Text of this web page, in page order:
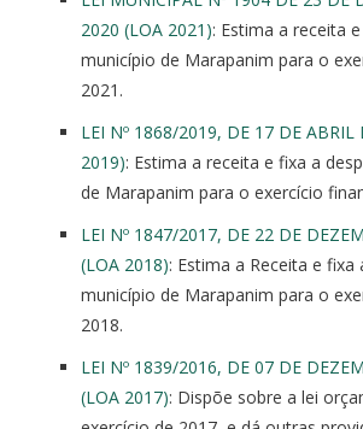
2020 (LOA 2021): Estima a receita
município de Marapanim para o
2021.
LEI Nº 1868/2019, DE 17 DE ABRIL
2019): Estima a receita e fixa a
de Marapanim para o exercício
LEI Nº 1847/2017, DE 22 DE
(LOA 2018): Estima a Receita e fixa
município de Marapanim para o
2018.
LEI Nº 1839/2016, DE 07 DE
(LOA 2017): Dispõe sobre a lei